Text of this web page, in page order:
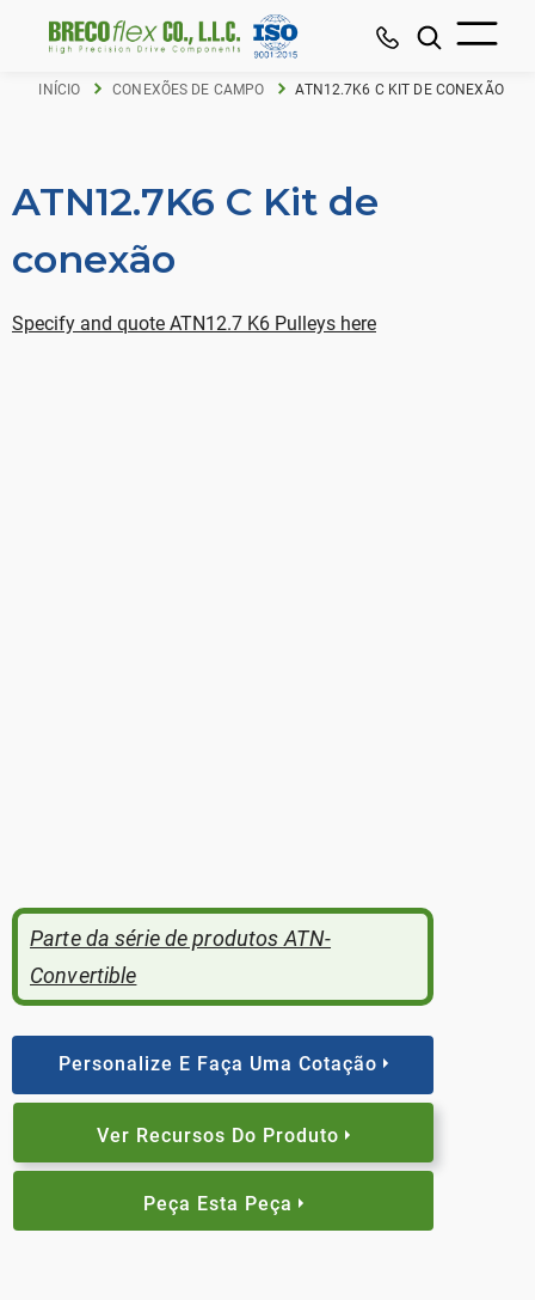
INÍCIO CONEXÕES DE CAMPO ATN12.7K6 C KIT DE CONEXÃO
ATN12.7K6 C Kit de
conexão
Specify and quote ATN12.7 K6 Pulleys here
Parte da série de produtos ATN-
Convertible
Personalize E Faça Uma Cotação
Ver Recursos Do Produto
Peça Esta Peça